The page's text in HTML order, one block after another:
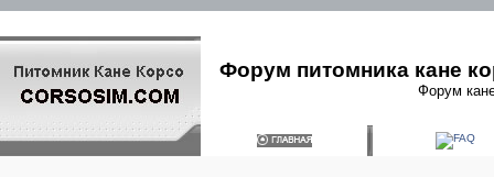
Форум питомника кане
Форум